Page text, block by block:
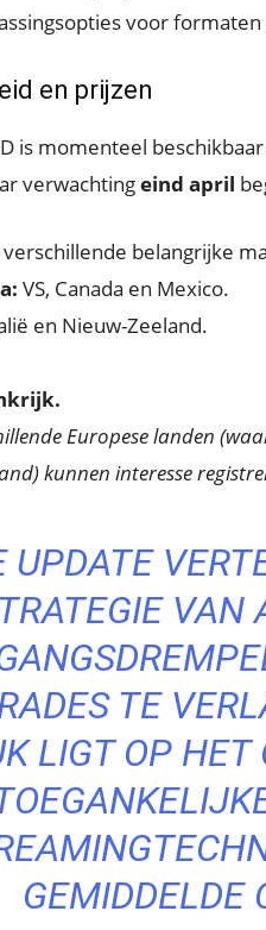
voor
en prijzen
is momenteel
verwachtingeind april
belangrijke
VS, Canada en Mexico.
en Nieuw-Zeeland.
Europese landen
kunnen interesse
UPDATE
VAN
TE
LIGT OP
GEMIDDELDE